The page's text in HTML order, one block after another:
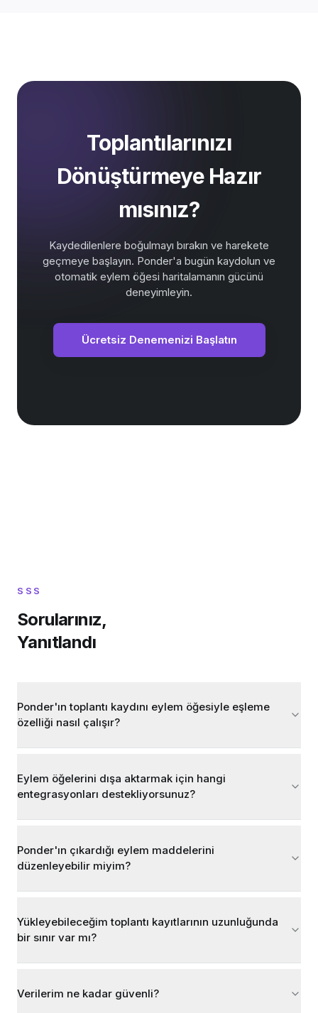
Toplantılarınızı
Dönüştürmeye Hazır
mısınız?
Kaydedilenlere boğulmayı bırakın ve harekete
geçmeye başlayın. Ponder'a bugün kaydolun ve
otomatik eylem öğesi haritalamanın gücünü
deneyimleyin.
Ücretsiz Denemenizi Başlatın
SSS
Sorularınız,
Yanıtlandı
Ponder'ın toplantı kaydını eylem öğesiyle eşleme
özelliği nasıl çalışır?
Eylem öğelerini dışa aktarmak için hangi
entegrasyonları destekliyorsunuz?
Ponder'ın çıkardığı eylem maddelerini
düzenleyebilir miyim?
Yükleyebileceğim toplantı kayıtlarının uzunluğunda
bir sınır var mı?
Verilerim ne kadar güvenli?